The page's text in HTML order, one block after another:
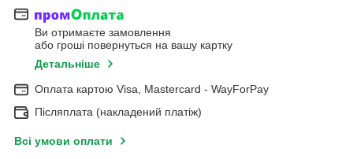
Ви отримаєте замовлення
або гроші повернуться на вашу картку
Детальніше
Оплата картою Visa, Mastercard - WayForPay
Післяплата (накладений платіж)
Всі умови оплати